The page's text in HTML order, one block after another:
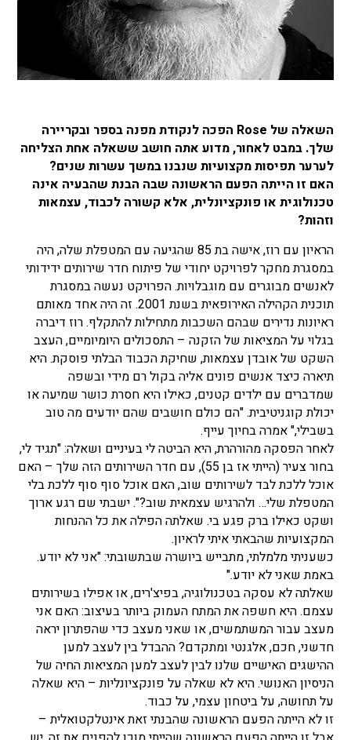
השאלה של Rose הפכה לנקודת מפנה בספר ובקריירה
שלך. במבט לאחור, מדוע אתה חושב ששאלה אחת הצליחה
לערער תפיסות מקצועיות שנבנו במשך עשרות שנים?
האם זו הייתה הפעם הראשונה שבה הבנת שהבעיה אינה
טכנולוגית או פונקציונלית, אלא קשורה לכבוד, עצמאות
וזהות?
הראיון עם רוז, אישה בת 85 שהגיעה עם המטפלת שלה, היה
במסגרת מחקר לפרויקט יחודי של פיתוח חדר שירותים ידידותי
לאנשים מבוגרים עם מוגבלויות. הפרויקט נעשה במסגרת
תוכנית הקהילה האירופאית בשנת 2001. זה היה אחד מאותם
ראיונות נדירים שבהם השכבות מתחילות להתקלף. רוז דיברה
בגלוי על המציאות של הזקנה – התסכולים היומיומיים, העצב
השקט של אובדן עצמאות, שחיקת הכבוד הבלתי פוסקת. היא
תיארה כיצד אנשים פונים אליה בקול רם מידי ובשפה
שמדברים עם ילדים קטנים, כאילו היא חסרת כושר שמיעה או
יכולת קוגניטיבית. "הם כולם חושבים שהם יודעים מה טוב
בשבילי," אמרה בחיוך עייף.
לאחר הפסקה מהורהרת, היא הביטה לי בעיניים ושאלה: "תגיד לי,
בחור צעיר (הייתי אז בן 55), עם חדר השירותים הזה שלך – האם
אוכל ללכת לבד לשירותים שוב, האם אוכל סוף סוף ללכת בלי
המטפלת שלי… ולהרגיש עצמאית שוב?". ישבתי שם רגע ארוך
ושקט כאילו ברק פגע בי. שאלתה הפילה את כל ההנחות
המקצועיות שהבאתי איתי לראיון.
כשעניתי מלמלתי, מתבייש ביושרה שבתשובתי: "אני לא יודע.
באמת שאני לא יודע."
שאלתה לא עסקה בטכנולוגיה, בפיצ'רים, או אפילו בשירותים
עצמם. היא חשפה את המתח העמוק ביותר בעיצוב: האם אני
מעצב עבור המשתמשים, או שאני מעצב כדי שהפתרון יראה
חדשני, חכם, אלגנטי ומתקדם? ההבדל בין לעצב למען
ההישגים האישיים שלנו לבין לעצב למען המציאות החיה של
הניסיון האנושי. היא לא שאלה על פונקציונליות – היא שאלה
על תחושה, על ביטחון עצמי, על כבוד.
זו לא הייתה הפעם הראשונה שהבנתי זאת אינטלקטואלית –